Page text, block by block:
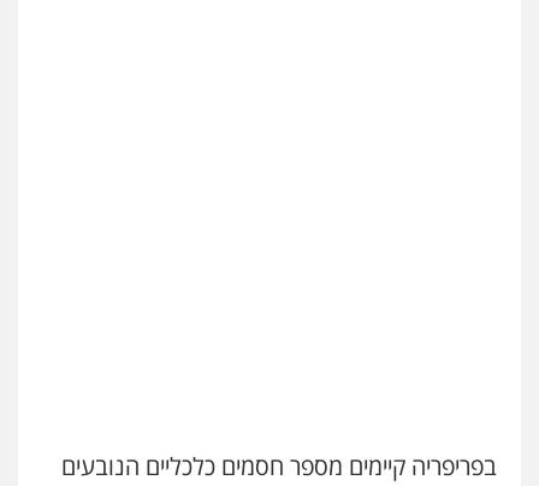
בפריפריה קיימים מספר חסמים כלכליים הנובעים